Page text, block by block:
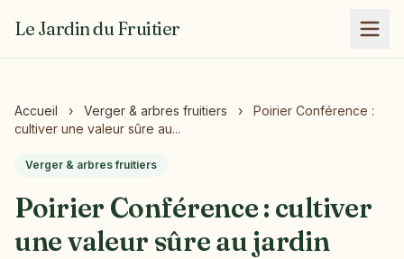
Le Jardin du Fruitier
Accueil › Verger & arbres fruitiers ›
Poirier Conférence :
cultiver une valeur sûre au...
Verger & arbres fruitiers
Poirier Conférence : cultiver
une valeur sûre au jardin